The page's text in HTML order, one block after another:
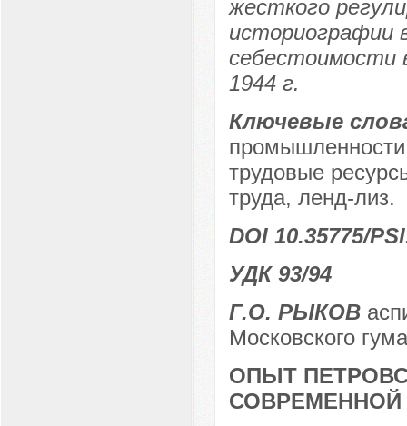
жесткого
историографии
себестоимости
1944 г.
Ключевые
трудовые
труда, ленд-лиз.
DOI 10.35775/
УДК 93/94
Г.О. РЫКОВ
Московского
ОПЫТ
СОВРЕМЕННОЙ